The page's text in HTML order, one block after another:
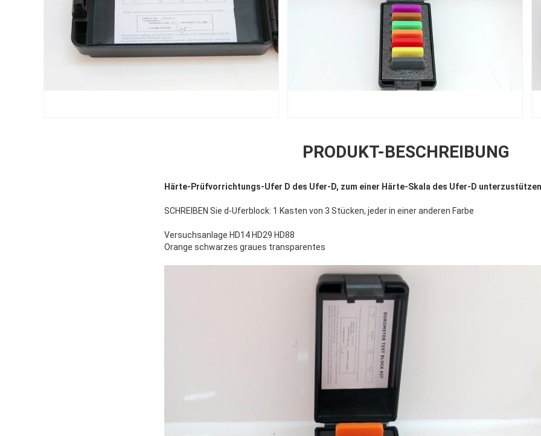
PRODUKT-BESCHREIBUNG
Härte-Prüfvorrichtungs-Ufer D des Ufer-D, zum einer Härte-Skala des Ufer-D unterzustützen
SCHREIBEN Sie d-Uferblock: 1 Kasten von 3 Stücken, jeder in einer anderen Farbe
Versuchsanlage HD14 HD29 HD88
Orange schwarzes graues transparentes